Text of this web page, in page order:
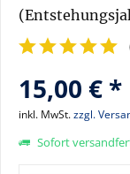
15,00 € *
inkl. MwSt.zzgl.
Sofort